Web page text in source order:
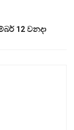
12 වනදා